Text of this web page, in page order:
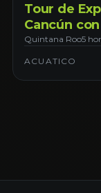
Tour de
Cancún
Puentes.
Quintana Roo5
ACUATICO